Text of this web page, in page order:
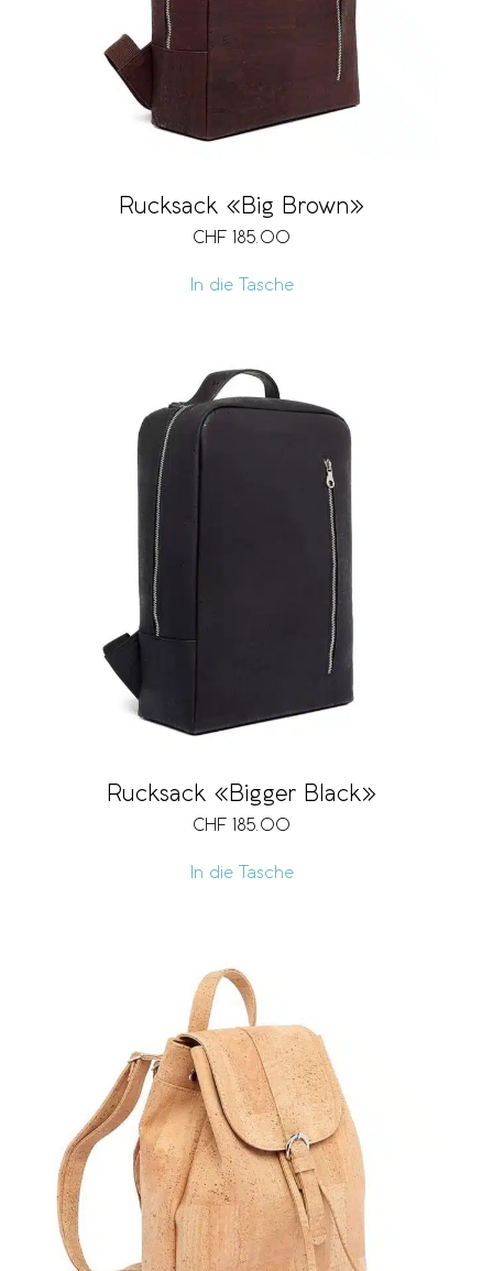
Rucksack «Big Brown»
CHF 185.00
In die Tasche
Rucksack «Bigger Black»
CHF 185.00
In die Tasche